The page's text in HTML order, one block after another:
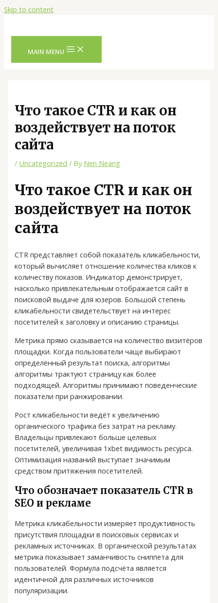
Skip to content
MAIN MENU
Что такое CTR и как он
воздействует на поток
сайта
/ Uncategorized / By Nen Neang
Что такое CTR и как он
воздействует на поток
сайта
CTR представляет собой показатель кликабельности,
который вычисляет отношение количества кликов к
количеству показов. Индикатор демонстрирует,
насколько привлекательным отображается сайт в
поисковой выдаче для юзеров. Большой степень
кликабельности свидетельствует на интерес
посетителей к заголовку и описанию страницы.
Метрика прямо сказывается на количество визитёров
площадки. Когда пользователи чаще выбирают
определённый результат поиска, алгоритмы
алгоритмы трактуют страницу как более
подходящей. Алгоритмы принимают поведенческие
показатели при ранжировании.
Рост кликабельности ведёт к увеличению
органического трафика без затрат на рекламу.
Владельцы привлекают больше целевых
посетителей, увеличивая 1xbet видимость ресурса.
Оптимизация названий выступает значимым
средством притяжения посетителей.
Что обозначает показатель CTR в
SEO и рекламе
Метрика кликабельности измеряет продуктивность
присутствия площадки в поисковых сервисах и
рекламных источниках. В органической результатах
метрика показывает заманчивость сниппета для
пользователей. Формула подсчёта является
идентичной для различных источников
популяризации.